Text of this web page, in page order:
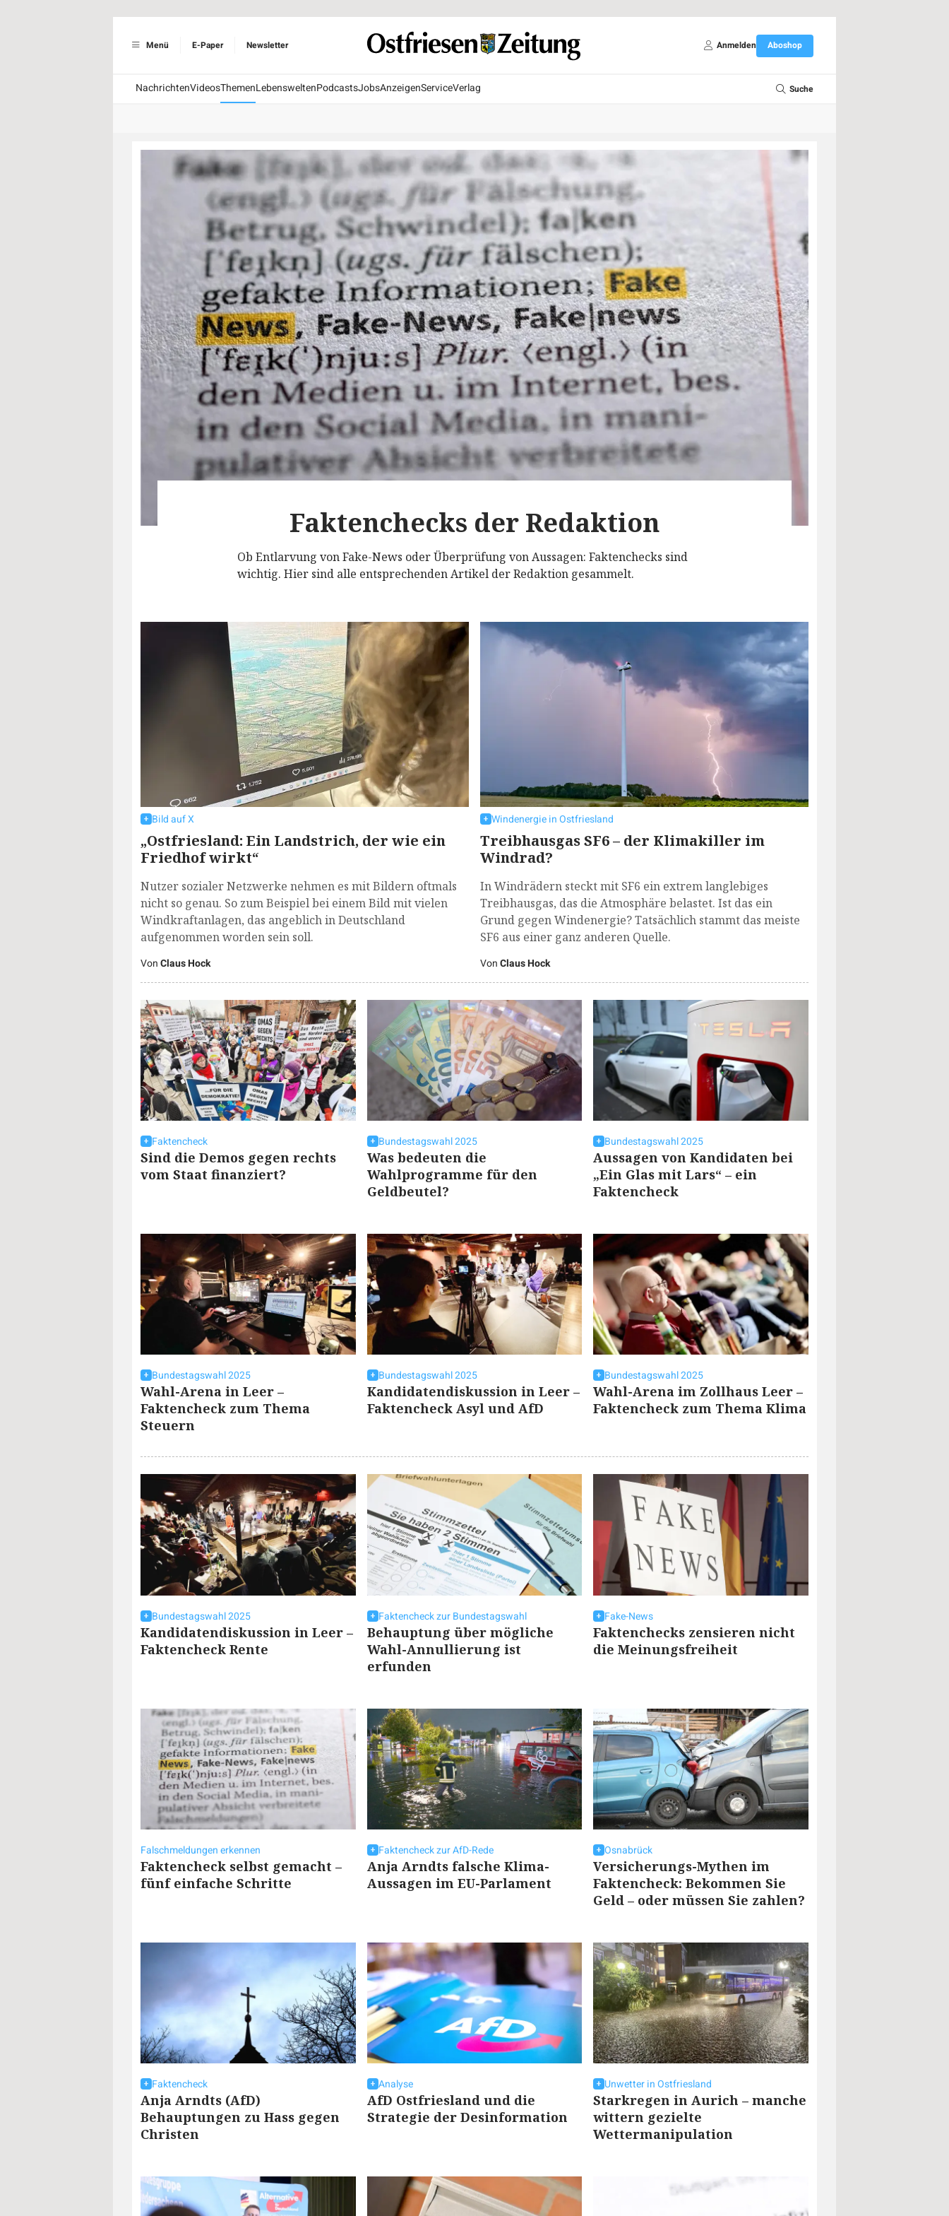
Menü E-Paper Newsletter Anmelden Aboshop
NachrichtenVideosThemenLebensweltenPodcastsJobsAnzeigenServiceVerlag Suche
Faktenchecks der Redaktion
Ob Entlarvung von Fake-News oder Überprüfung von Aussagen: Faktenchecks sind
wichtig. Hier sind alle entsprechenden Artikel der Redaktion gesammelt.
Bild auf X
„Ostfriesland: Ein Landstrich, der wie ein
Friedhof wirkt“
Nutzer sozialer Netzwerke nehmen es mit Bildern oftmals
nicht so genau. So zum Beispiel bei einem Bild mit vielen
Windkraftanlagen, das angeblich in Deutschland
aufgenommen worden sein soll.
VonClaus Hock
Windenergie in Ostfriesland
Treibhausgas SF6 – der Klimakiller im
Windrad?
In Windrädern steckt mit SF6 ein extrem langlebiges
Treibhausgas, das die Atmosphäre belastet. Ist das ein
Grund gegen Windenergie? Tatsächlich stammt das meiste
SF6 aus einer ganz anderen Quelle.
VonClaus Hock
Faktencheck
Sind die Demos gegen rechts
vom Staat finanziert?
Bundestagswahl 2025
Was bedeuten die
Wahlprogramme für den
Geldbeutel?
Bundestagswahl 2025
Aussagen von Kandidaten bei
„Ein Glas mit Lars“ – ein
Faktencheck
Bundestagswahl 2025
Wahl-Arena in Leer –
Faktencheck zum Thema
Steuern
Bundestagswahl 2025
Kandidatendiskussion in Leer –
Faktencheck Asyl und AfD
Bundestagswahl 2025
Wahl-Arena im Zollhaus Leer –
Faktencheck zum Thema Klima
Bundestagswahl 2025
Kandidatendiskussion in Leer –
Faktencheck Rente
Faktencheck zur Bundestagswahl
Behauptung über mögliche
Wahl-Annullierung ist
erfunden
Fake-News
Faktenchecks zensieren nicht
die Meinungsfreiheit
Falschmeldungen erkennen
Faktencheck selbst gemacht –
fünf einfache Schritte
Faktencheck zur AfD-Rede
Anja Arndts falsche Klima-
Aussagen im EU-Parlament
Osnabrück
Versicherungs-Mythen im
Faktencheck: Bekommen Sie
Geld – oder müssen Sie zahlen?
Faktencheck
Anja Arndts (AfD)
Behauptungen zu Hass gegen
Christen
Analyse
AfD Ostfriesland und die
Strategie der Desinformation
Unwetter in Ostfriesland
Starkregen in Aurich – manche
wittern gezielte
Wettermanipulation